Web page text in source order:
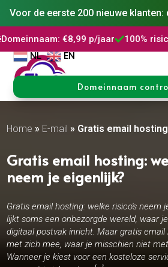
Voor de eerste 200 nieuwe klanten:
€8,99 p/jaar100% risicovrij
NL
EN
Domeinnaam
Home » E-mail » Gratis email
Gratis email hosting:
neem je eigenlijk?
Gratis email hosting: welke risico's neem
lijkt soms een onbezorgde wereld, waar
digitaal postvak inricht. Maar gratis email
met zich mee, waar je misschien niet
Wanneer je kiest voor een kosteloze